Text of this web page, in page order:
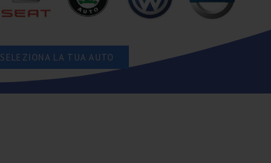
SELEZIONA LA TUA AUTO